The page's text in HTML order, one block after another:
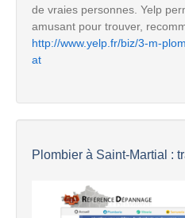
de vraies personnes. Yelp
amusant pour trouver,
http://www.yelp.fr/biz/3-m-
at
Plombier à Saint-Martial :